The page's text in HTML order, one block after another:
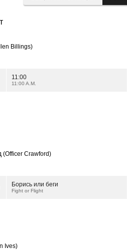
Billings)
11:00
11:00 A.M.
(Officer Crawford)
Борись или беги
Fight or Flight
Ives)